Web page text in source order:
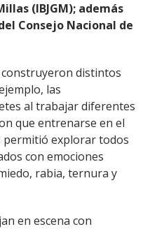
(IBJGM); además
Consejo Nacional de
distintos
las
al trabajar diferentes
que entrenarse en el
permitió explorar todos
con emociones
rabia, ternura y
en escena con